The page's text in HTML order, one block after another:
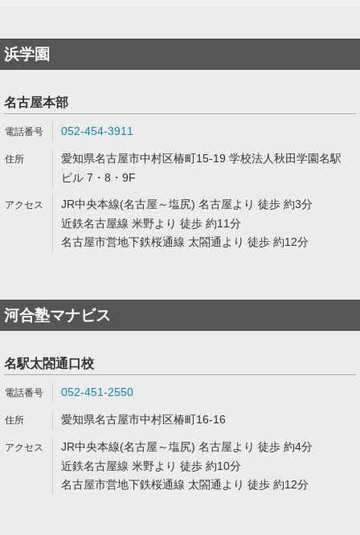
浜学園
名古屋本部
052-454-3911
愛知県名古屋市中村区椿町15-19 学校法人秋田学園名駅
ビル 7・8・9F
JR中央本線(名古屋～塩尻) 名古屋より 徒歩 約3分
近鉄名古屋線 米野より 徒歩 約11分
名古屋市営地下鉄桜通線 太閤通より 徒歩 約12分
河合塾マナビス
名駅太閤通口校
052-451-2550
愛知県名古屋市中村区椿町16-16
JR中央本線(名古屋～塩尻) 名古屋より 徒歩 約4分
近鉄名古屋線 米野より 徒歩 約10分
名古屋市営地下鉄桜通線 太閤通より 徒歩 約12分